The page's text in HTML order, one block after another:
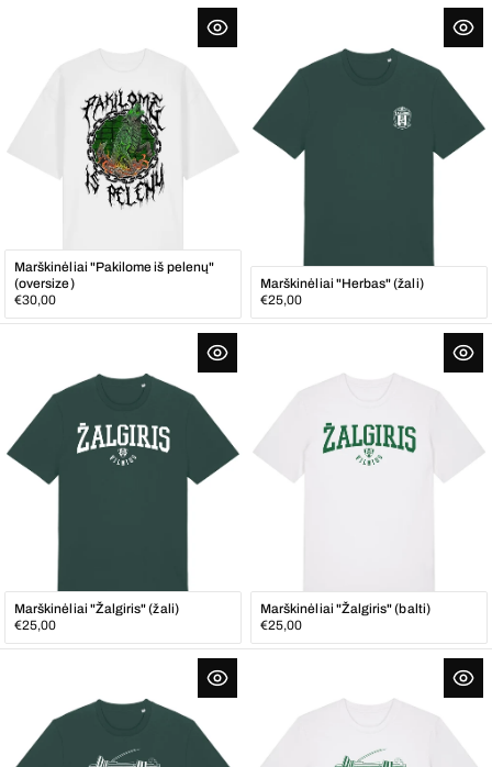
Marškinėliai "Pakilome iš pelenų"
(oversize)
Įprasta
kaina
€30,00
Marškinėliai "Herbas" (žali)
Įprasta
kaina
€25,00
Marškinėliai "Žalgiris" (žali)
Įprasta
kaina
€25,00
Marškinėliai "Žalgiris" (balti)
Įprasta
kaina
€25,00